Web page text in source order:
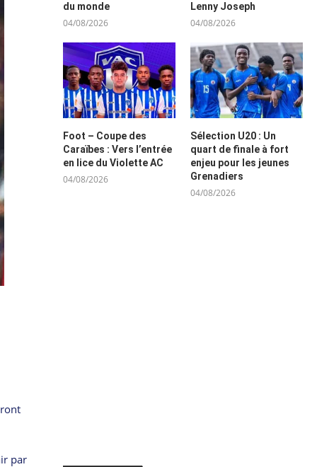
par
du monde
04/08/2026
Lenny Joseph
04/08/2026
Foot – Coupe des
Caraïbes : Vers l’entrée
en lice du Violette AC
04/08/2026
Sélection U20 : Un
quart de finale à fort
enjeu pour les jeunes
Grenadiers
04/08/2026